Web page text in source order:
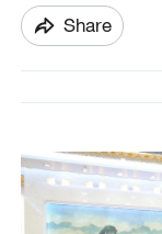
Share